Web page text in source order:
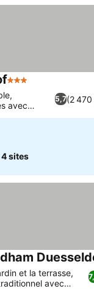
3 Étoiles
5,7(2
avec
4 sites
et la terrasse,
avec